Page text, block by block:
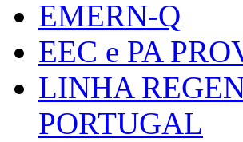
EMERN-Q
EEC e PA
LINHA
PORTUGAL